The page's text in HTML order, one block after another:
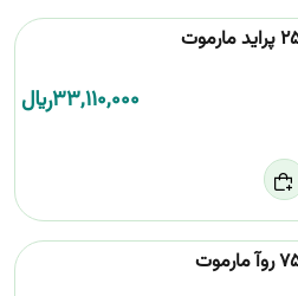
33,110,000﷼